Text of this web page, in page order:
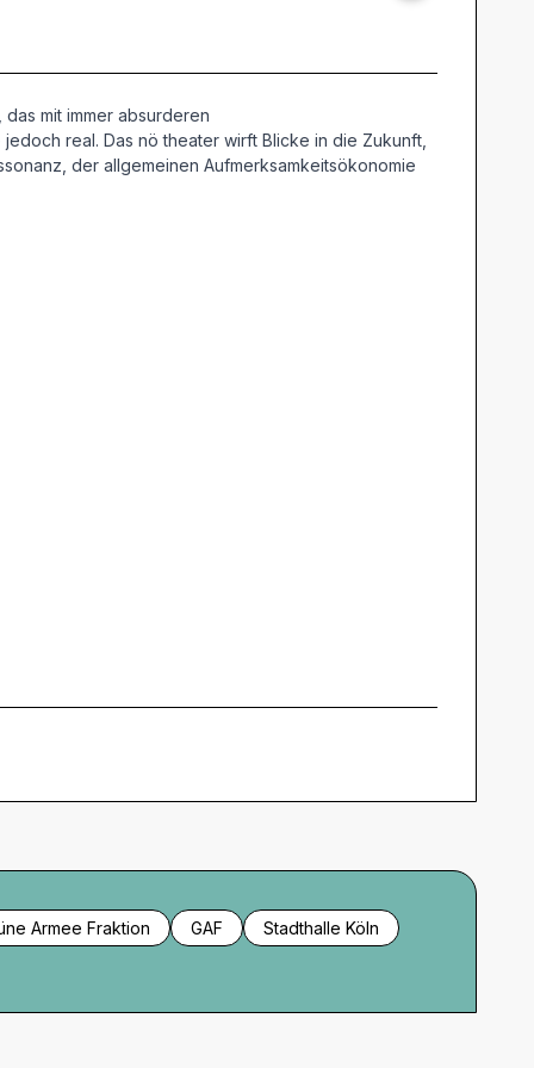
mit immer absurderen
real. Das nö theater wirft Blicke in die Zukunft,
der allgemeinen Aufmerksamkeitsökonomie
Armee Fraktion GAF Stadthalle Köln